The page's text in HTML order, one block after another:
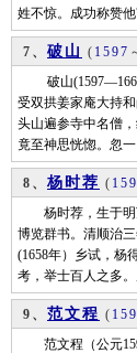
姓不惊。成功称赞
7、 破山 ( 1597
破山(1597—1666)
受双拱姜家庵大持
头山遍参寺中名僧
竟至神思恍惚。忽
8、 杨时荐 (
杨时荐，生于明万
博览群书。清顺治
(1658年）乡试，杨
考，举士百人之多
9、 范文程 (
范文程（公元